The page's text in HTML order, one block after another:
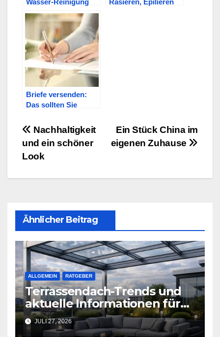
Wasser-Reinigung
Rasieren, Epilieren
Briefe versenden:
Das sollten Sie
Beitragsnavigation
Ein Stück China im
eigenen Zuhause
Nachhaltigkeit
und ein schöner
Look
Ähnlicher Beitrag
ALLGEMEIN RATGEBER
Terrassendach-Trends und
aktuelle Informationen für
Hamburg
JULI 27, 2026